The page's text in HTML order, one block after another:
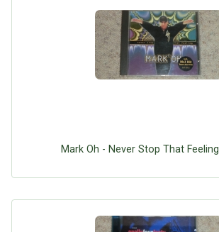
Mark Oh - Never Stop That Feeling